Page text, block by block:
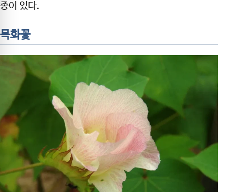
종이 있다.
목화꽃